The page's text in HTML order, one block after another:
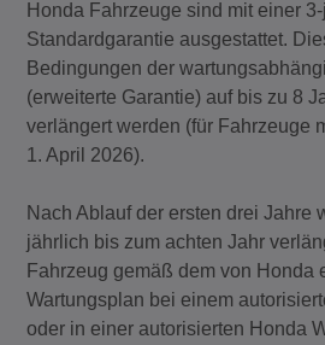
Honda Fahrzeuge sind mit einer
Standardgarantie ausgestattet.
Bedingungen der
(erweiterte Garantie) auf bis zu 8
verlängert werden (für Fahrzeuge
1. April 2026).
Nach Ablauf der ersten drei Jahre
jährlich bis zum achten Jahr
Fahrzeug gemäß dem von Honda
Wartungsplan bei einem
oder in einer autorisierten Honda